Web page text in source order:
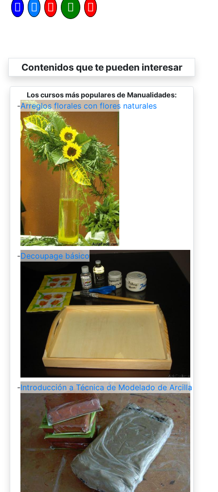
Contenidos que te pueden interesar
Los cursos más populares de Manualidades:
-Arreglos florales con flores naturales
-Decoupage básico
-Introducción a Técnica de Modelado de Arcilla